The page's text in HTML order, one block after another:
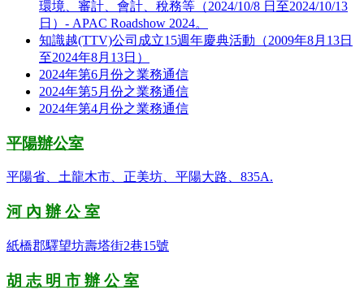
環境、審計、會計、稅務等（2024/10/8 日至2024/10/13
日）- APAC Roadshow 2024。
知識越(TTV)公司成立15週年慶典活動（2009年8月13日
至2024年8月13日）
2024年第6月份之業務通信
2024年第5月份之業務通信
2024年第4月份之業務通信
平陽辦公室
平陽省、土龍木市、正美坊、平陽大路、835A.
河 內 辦 公 室
紙橋郡驛望坊壽塔街2巷15號
胡 志 明 市 辦 公 室